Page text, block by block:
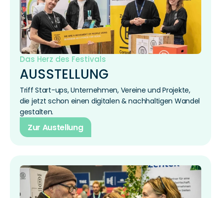
Das Herz des Festivals
AUSSTELLUNG
Triff Start-ups, Unternehmen, Vereine und Projekte,
die jetzt schon einen digitalen & nachhaltigen Wandel
gestalten.
Zur Austellung